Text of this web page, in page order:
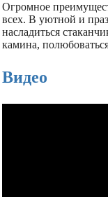
Огромное
всех. В уютной и
насладиться
камина,
Видео